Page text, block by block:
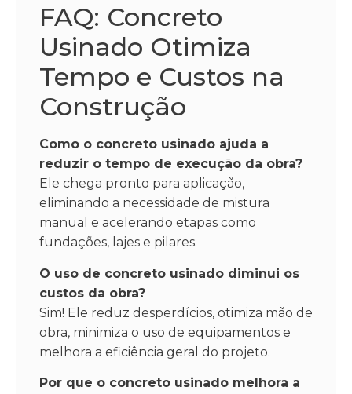
FAQ: Concreto
Usinado Otimiza
Tempo e Custos na
Construção
Como o concreto usinado ajuda a
reduzir o tempo de execução da obra?
Ele chega pronto para aplicação,
eliminando a necessidade de mistura
manual e acelerando etapas como
fundações, lajes e pilares.
O uso de concreto usinado diminui os
custos da obra?
Sim! Ele reduz desperdícios, otimiza mão de
obra, minimiza o uso de equipamentos e
melhora a eficiência geral do projeto.
Por que o concreto usinado melhora a